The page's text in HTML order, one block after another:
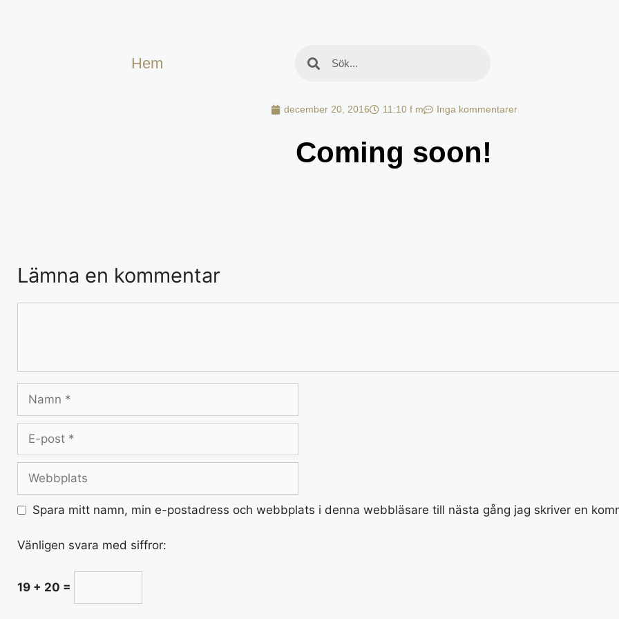
Hem
december 20, 2016 11:10 f m Inga kommentarer
Coming soon!
Lämna en kommentar
Spara mitt namn, min e-postadress och webbplats i denna webbläsare till nästa gång jag skriver en
Vänligen svara med siffror:
19 + 20 =